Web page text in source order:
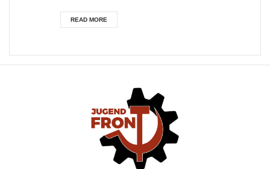
zeigt, wird diffamiert und mundtot gemacht.
So peinlich wie diese Hetzkampagne auch
war – sie war erfolgreich: Der Veranstalter
Beweise anzuführen wurde die Band von
READ MORE